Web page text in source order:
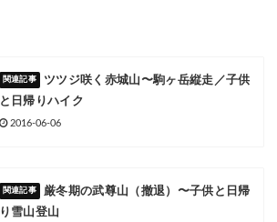
ツツジ咲く赤城山〜駒ヶ岳縦走／子供
と日帰りハイク
2016-06-06
厳冬期の武尊山（撤退）〜子供と日帰
り雪山登山